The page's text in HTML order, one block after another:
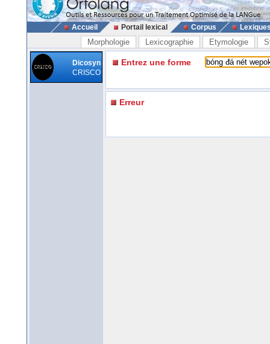
Accueil Portail lexical Corpus
Morphologie Lexicographie Etymologie
Dicosyn
CRISCO
Entrez une forme
Erreur